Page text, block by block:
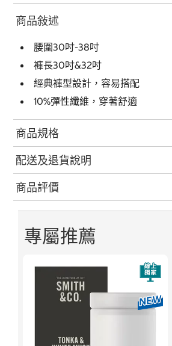
商品敍述
腰圍30吋-38吋
褲長30吋&32吋
經典褲型設計，容易搭配
10%彈性纖維，穿著舒適
商品規格
配送及退貨說明
商品評價
專屬推薦